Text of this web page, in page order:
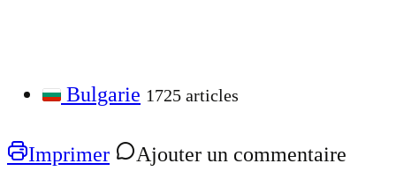
Bulgarie 1725 articles
Imprimer
Ajouter un commentaire